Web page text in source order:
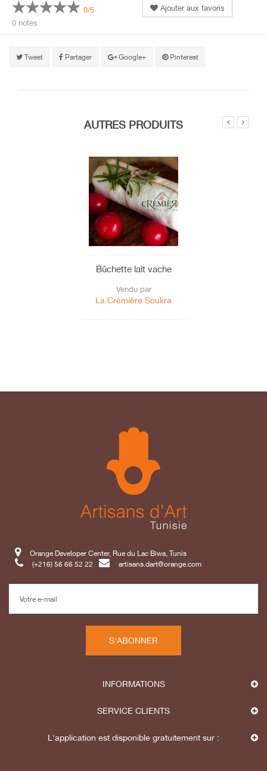
0/5
Ajouter aux favoris
0 notes
Tweet Partager Google+ Pinterest
AUTRES PRODUITS
Bûchette lait vache
Vendu par
La Crémière Soukra
Orange Developer Center, Rue du Lac Biwa, Tunis
(+216) 56 66 52 22
artisans.dart@orange.com
S'ABONNER
INFORMATIONS
SERVICE CLIENTS
L'application est disponible gratuitement sur :